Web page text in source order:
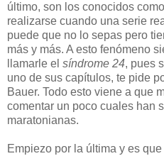
último, son los conocidos como
realizarse cuando una serie
puede que no lo sepas pero
más y más. A esto fenómeno
llamarle el síndrome 24, pues
uno de sus capítulos, te pide
Bauer. Todo esto viene a que
comentar un poco cuales han
maratonianas.
Empiezo por la última y es